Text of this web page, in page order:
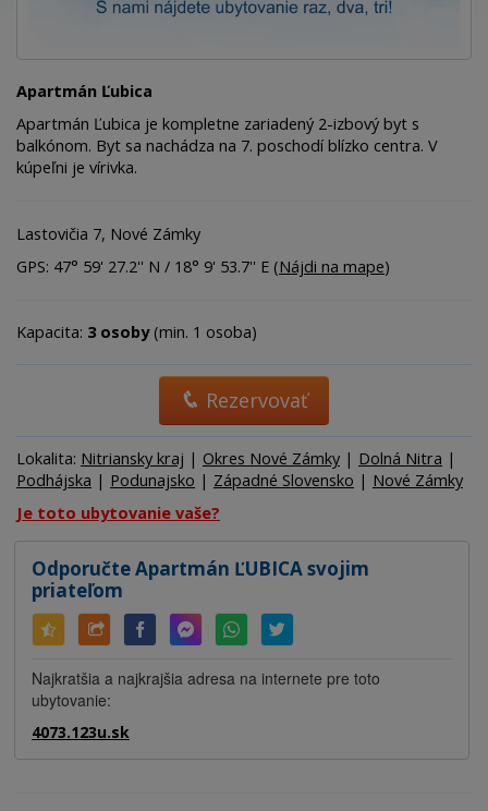
Apartmán Ľubica
Apartmán Ľubica je kompletne zariadený 2-izbový byt s
balkónom. Byt sa nachádza na 7. poschodí blízko centra. V
kúpeľni je vírivka.
Lastovičia 7, Nové Zámky
GPS: 47° 59' 27.2'' N / 18° 9' 53.7'' E (Nájdi na mape)
Kapacita: 3 osoby(min. 1 osoba)
Rezervovať
Lokalita: Nitriansky kraj | Okres Nové Zámky | Dolná Nitra |
Podhájska | Podunajsko | Západné Slovensko | Nové Zámky
Je toto ubytovanie vaše?
Odporučte Apartmán ĽUBICA svojim
priateľom
Najkratšia a najkrajšia adresa na internete pre toto
ubytovanie:
4073.123u.sk